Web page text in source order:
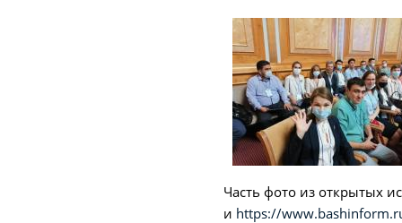
Часть фото из открытых
и https://